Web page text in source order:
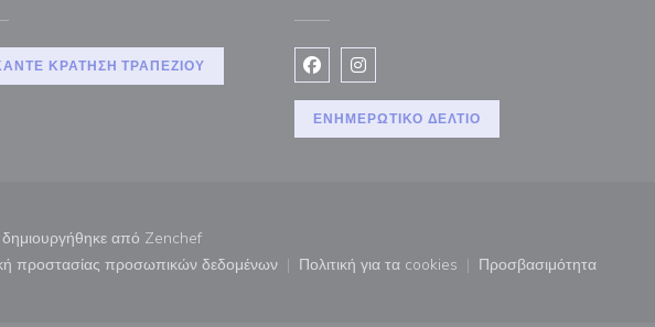
ΚΡΆΤΗΣΗ ΤΡΑΠΕΖΙΟΎ Facebook ((ανοίγει σε νέο παράθυρο))
Instagram ((ανοίγει σε νέο παράθυρο))
ΕΝΗΜΕΡΩΤΙΚΌ ΔΕΛΤΊΟ
από Zenchef((ανοίγει σε νέο παράθυρο))
παράθυρο))
προστασίας προσωπικών δεδομένων
((ανοίγει σε νέο παράθυρο))
Πολιτική για τα cookies
((ανοίγει σε νέο παράθυρο))
Προσβασιμότητα
((ανοίγει σε νέο